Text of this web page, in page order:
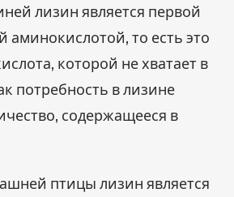
лизин является первой
то есть это
которой не хватает в
потребность в лизине
содержащееся в
птицы лизин является